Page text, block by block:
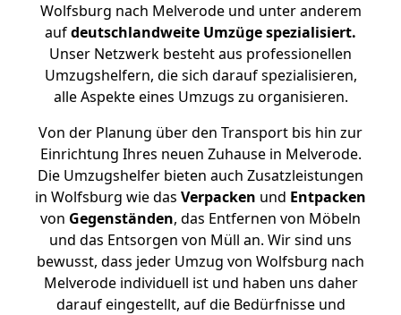
Wolfsburg nach Melverode und unter anderem
aufdeutschlandweite Umzüge spezialisiert.
Unser Netzwerk besteht aus professionellen
Umzugshelfern, die sich darauf spezialisieren,
alle Aspekte eines Umzugs zu organisieren.
Von der Planung über den Transport bis hin zur
Einrichtung Ihres neuen Zuhause in Melverode.
Die Umzugshelfer bieten auch Zusatzleistungen
in Wolfsburg wie das Verpacken und Entpacken
von Gegenständen, das Entfernen von Möbeln
und das Entsorgen von Müll an. Wir sind uns
bewusst, dass jeder Umzug von Wolfsburg nach
Melverode individuell ist und haben uns daher
darauf eingestellt, auf die Bedürfnisse und